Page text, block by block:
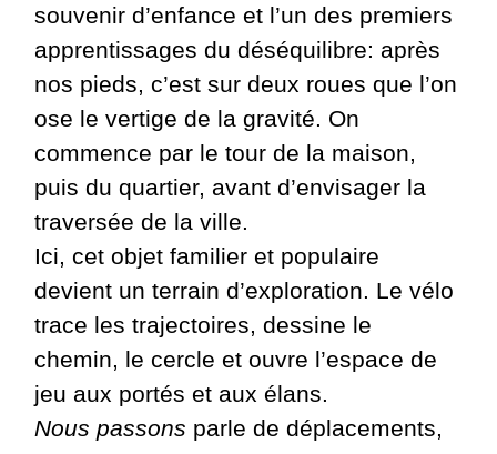
souvenir d’enfance et l’un des premiers
apprentissages du déséquilibre: après
nos pieds, c’est sur deux roues que l’on
ose le vertige de la gravité. On
commence par le tour de la maison,
puis du quartier, avant d’envisager la
traversée de la ville.
Ici, cet objet familier et populaire
devient un terrain d’exploration. Le vélo
trace les trajectoires, dessine le
chemin, le cercle et ouvre l’espace de
jeu aux portés et aux élans.
Nous passons parle de déplacements,